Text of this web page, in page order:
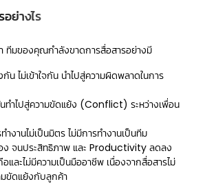
ย่างไร
ของคุณกำลังขาดการสื่อสารอย่างมี
น ไม่เข้าใจกัน นำไปสู่ความผิดพลาดในการ
นทำไปสู่ความขัดแย้ง (Conflict) ระหว่างเพื่อน
งานไม่เป็นมิตร ไม่มีการทำงานเป็นทีม
ง จนประสิทธิภาพ และ Productivity ลดลง
และไม่มีความเป็นมืออาชีพ เนื่องจากสื่อสารไม่
มขัดแย้งกับลูกค้า